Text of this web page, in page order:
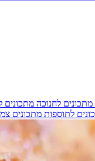
מתכונים לחנוכה מתכונים
לתוספות מתכונים